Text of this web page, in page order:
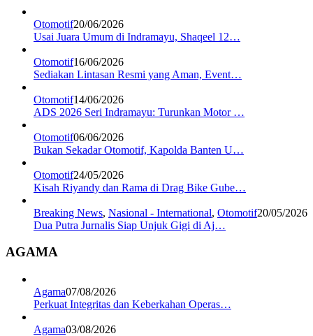
Otomotif20/06/2026
Usai Juara Umum di Indramayu, Shaqeel 12…
Otomotif16/06/2026
Sediakan Lintasan Resmi yang Aman, Event…
Otomotif14/06/2026
ADS 2026 Seri Indramayu: Turunkan Motor …
Otomotif06/06/2026
Bukan Sekadar Otomotif, Kapolda Banten U…
Otomotif24/05/2026
Kisah Riyandy dan Rama di Drag Bike Gube…
Breaking News, Nasional - International, Otomotif20/05/2026
Dua Putra Jurnalis Siap Unjuk Gigi di Aj…
AGAMA
Agama07/08/2026
Perkuat Integritas dan Keberkahan Operas…
Agama03/08/2026